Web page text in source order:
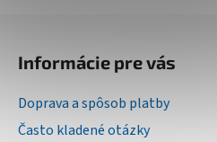
Informácie pre vás
Doprava a spôsob platby
Často kladené otázky